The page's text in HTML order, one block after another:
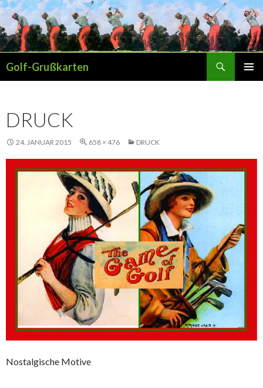
Golf-Grußkarten
DRUCK
24. JANUAR 2015 658 × 476 DRUCK
Nostalgische Motive